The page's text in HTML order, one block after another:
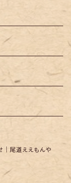
｜尾道ええもんや